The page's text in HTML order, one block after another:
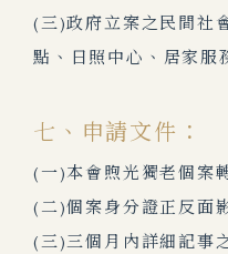
(三)政府立案之民間社
點、日照中心、居家服
七、申請文件：
(一)本會煦光獨老個案
(二)個案身分證正反面
(三)三個月內詳細記事